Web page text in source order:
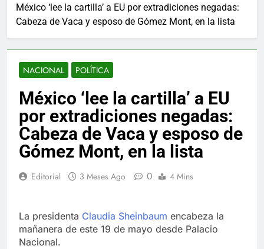
México ‘lee la cartilla’ a EU por extradiciones negadas:
Cabeza de Vaca y esposo de Gómez Mont, en la lista
NACIONAL POLÍTICA
México ‘lee la cartilla’ a EU
por extradiciones negadas:
Cabeza de Vaca y esposo de
Gómez Mont, en la lista
Editorial 3 Meses Ago 0 4 Mins
La presidenta Claudia Sheinbaum encabeza la
mañanera de este 19 de mayo desde Palacio
Nacional.